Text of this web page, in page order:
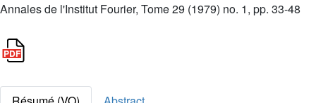
Annales de l'Institut Fourier, Tome 29 (1979) no. 1, pp. 33-48